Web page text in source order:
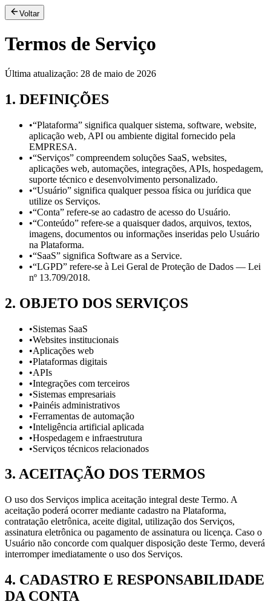
Voltar
Termos de Serviço
Última atualização: 28 de maio de 2026
1. DEFINIÇÕES
•“Plataforma” significa qualquer sistema, software, website,
aplicação web, API ou ambiente digital fornecido pela
EMPRESA.
•“Serviços” compreendem soluções SaaS, websites,
aplicações web, automações, integrações, APIs, hospedagem,
suporte técnico e desenvolvimento personalizado.
•“Usuário” significa qualquer pessoa física ou jurídica que
utilize os Serviços.
•“Conta” refere-se ao cadastro de acesso do Usuário.
•“Conteúdo” refere-se a quaisquer dados, arquivos, textos,
imagens, documentos ou informações inseridas pelo Usuário
na Plataforma.
•“SaaS” significa Software as a Service.
•“LGPD” refere-se à Lei Geral de Proteção de Dados — Lei
nº 13.709/2018.
2. OBJETO DOS SERVIÇOS
•Sistemas SaaS
•Websites institucionais
•Aplicações web
•Plataformas digitais
•APIs
•Integrações com terceiros
•Sistemas empresariais
•Painéis administrativos
•Ferramentas de automação
•Inteligência artificial aplicada
•Hospedagem e infraestrutura
•Serviços técnicos relacionados
3. ACEITAÇÃO DOS TERMOS
O uso dos Serviços implica aceitação integral deste Termo. A
aceitação poderá ocorrer mediante cadastro na Plataforma,
contratação eletrônica, aceite digital, utilização dos Serviços,
assinatura eletrônica ou pagamento de assinatura ou licença. Caso o
Usuário não concorde com qualquer disposição deste Termo, deverá
interromper imediatamente o uso dos Serviços.
4. CADASTRO E RESPONSABILIDADE
DA CONTA